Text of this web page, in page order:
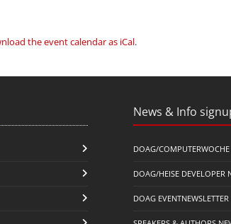
the event calendar as iCal.
News & Info
DOAG/COMPUTERWOCHE
DOAG/HEISE DEVELOPER
DOAG EVENTNEWSLETTER